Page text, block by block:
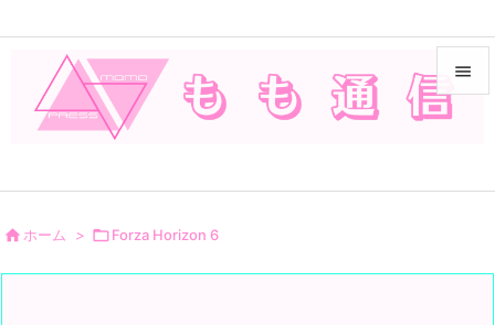


サイド
 ホーム > Forza Horizon 6